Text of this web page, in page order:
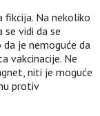
fikcija. Na nekoliko
vidi da se
je nemoguće da
vakcinacije. Ne
niti je moguće
protiv